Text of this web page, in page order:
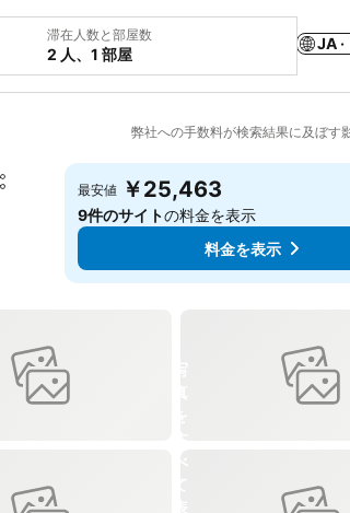
滞在人数と部屋数
2 人、1 部屋
JA ·
弊社への手数料が検索結果に及ぼす
ェア
お気に入りに追加
最安値 ￥25,463
9件のサイトの料金を表示
料金を表示